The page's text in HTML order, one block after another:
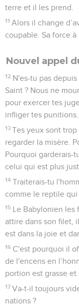
terre et il les prend.
11 Alors il change
coupable. Sa force
Nouvel appel
12 N'es-tu pas
Saint ? Nous ne
pour exercer tes
infliger tes punitions.
13 Tes yeux sont
regarder la misère.
Pourquoi garderais-
celui qui est plus
14 Traiterais-tu
comme le reptile qui
15 Le Babylonien les
attire dans son filet,
est dans la joie et
16 C'est pourquoi il
de l'encens en
portion est grasse et
17 Va-t-il toujours
nations ?